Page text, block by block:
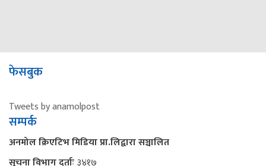
फेसबुक
Tweets by anamolpost
सम्पर्क
अनमोल क्रिएटिभ मिडिया प्रा.लिद्वारा सञ्चालित
सूचना विभाग दर्ताः३४१७